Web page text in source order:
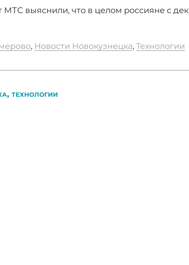
МТС выяснили, что в целом россияне с
, Новости Новокузнецка, Технологии
, ТЕХНОЛОГИИ